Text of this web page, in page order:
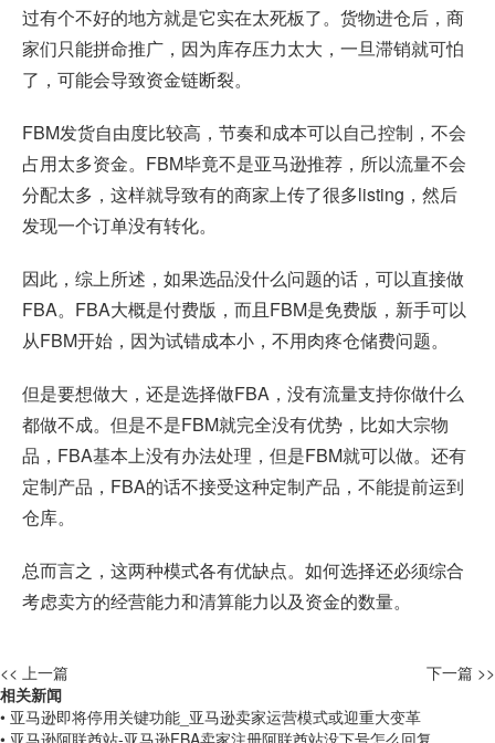
过有个不好的地方就是它实在太死板了。货物进仓后，商
家们只能拼命推广，因为库存压力太大，一旦滞销就可怕
了，可能会导致资金链断裂。
FBM发货自由度比较高，节奏和成本可以自己控制，不会
占用太多资金。FBM毕竟不是亚马逊推荐，所以流量不会
分配太多，这样就导致有的商家上传了很多listing，然后
发现一个订单没有转化。
因此，综上所述，如果选品没什么问题的话，可以直接做
FBA。FBA大概是付费版，而且FBM是免费版，新手可以
从FBM开始，因为试错成本小，不用肉疼仓储费问题。
但是要想做大，还是选择做FBA，没有流量支持你做什么
都做不成。但是不是FBM就完全没有优势，比如大宗物
品，FBA基本上没有办法处理，但是FBM就可以做。还有
定制产品，FBA的话不接受这种定制产品，不能提前运到
仓库。
总而言之，这两种模式各有优缺点。如何选择还必须综合
考虑卖方的经营能力和清算能力以及资金的数量。
<< 上一篇
下一篇 >>
相关新闻
• 亚马逊即将停用关键功能_亚马逊卖家运营模式或迎重大变革
• 亚马逊阿联酋站-亚马逊FBA卖家注册阿联酋站没下号怎么回复